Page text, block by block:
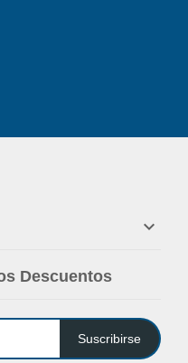

Descuentos
Suscribirse